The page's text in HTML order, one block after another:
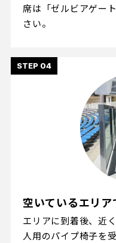
席は「ゼルビアゲー
さい。
空いているエリ
エリアに到着後、近
人用のパイプ椅子を